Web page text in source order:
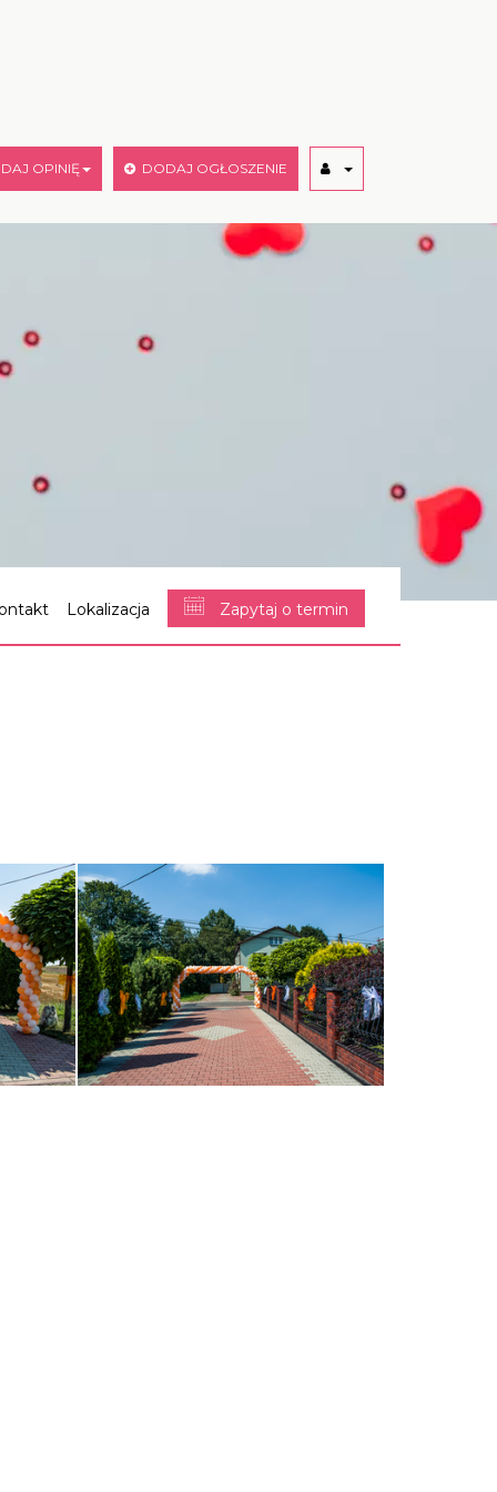
OPINIĘ DODAJ OGŁOSZENIE
Lokalizacja Zapytaj o termin